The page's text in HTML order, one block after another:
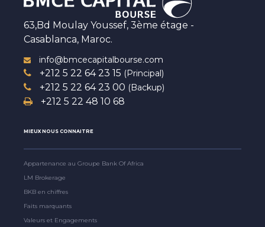
63,Bd Moulay Youssef, 3ème étage -
Casablanca, Maroc.
info@bmcecapitalbourse.com
+212 5 22 64 23 15 (Principal)
+212 5 22 64 23 00 (Backup)
+212 5 22 48 10 68
MIEUX NOUS CONNAITRE
Appartenance au Groupe Bank Of Africa
LM Brokerage
BKB en chiffres
Faits marquants
Valeurs et Engagements